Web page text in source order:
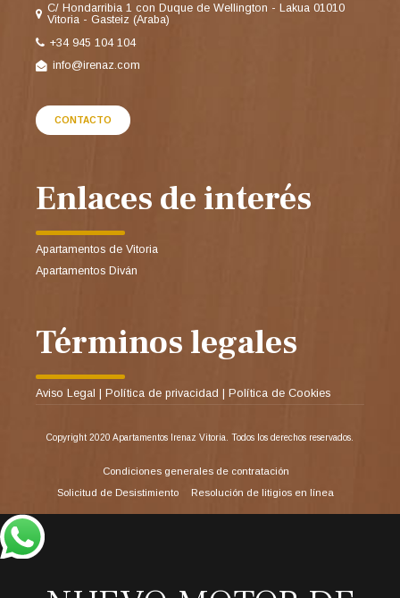
C/ Hondarribia 1 con Duque de Wellington - Lakua 01010
Vitoria - Gasteiz (Araba)
+34 945 104 104
info@irenaz.com
CONTACTO
Enlaces de interés
Apartamentos de Vitoria
Apartamentos Diván
Términos legales
Aviso Legal | Política de privacidad | Política de Cookies
Copyright 2020 Apartamentos Irenaz Vitoria. Todos los derechos reservados.
Condiciones generales de contratación
Solicitud de Desistimiento
Resolución de litigios en línea